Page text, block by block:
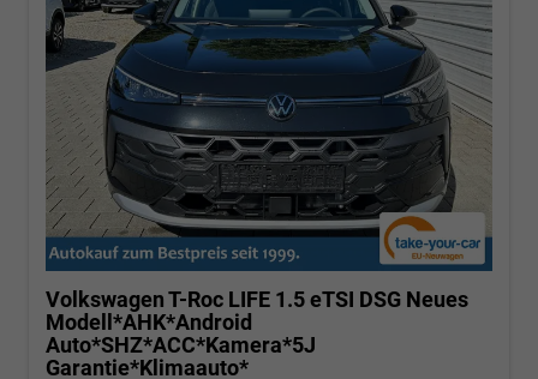
Volkswagen T-Roc LIFE 1.5 eTSI DSG Neues
Modell*AHK*Android
Auto*SHZ*ACC*Kamera*5J
Garantie*Klimaauto*